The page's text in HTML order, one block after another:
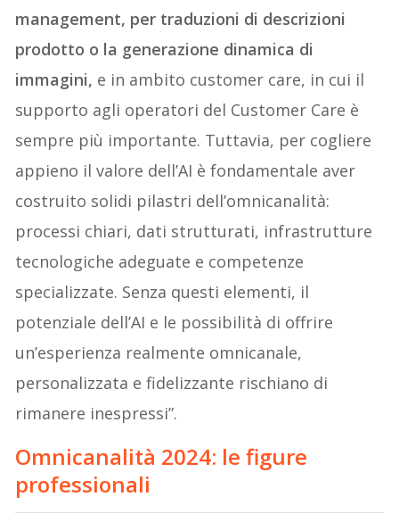
management, per traduzioni di descrizioni
prodotto o la generazione dinamica di
immagini, e in ambito customer care, in cui il
supporto agli operatori del Customer Care è
sempre più importante. Tuttavia, per cogliere
appieno il valore dell’AI è fondamentale aver
costruito solidi pilastri dell’omnicanalità:
processi chiari, dati strutturati, infrastrutture
tecnologiche adeguate e competenze
specializzate. Senza questi elementi, il
potenziale dell’AI e le possibilità di offrire
un’esperienza realmente omnicanale,
personalizzata e fidelizzante rischiano di
rimanere inespressi”.
Omnicanalità 2024: le figure
professionali